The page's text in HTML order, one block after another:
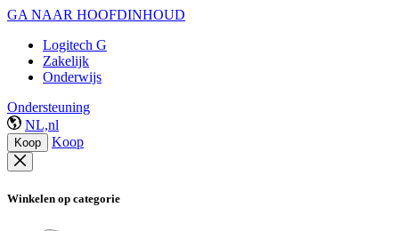
GA NAAR HOOFDINHOUD
Logitech G
Zakelijk
Onderwijs
Ondersteuning
NL,nl
Koop Koop
Winkelen op categorie